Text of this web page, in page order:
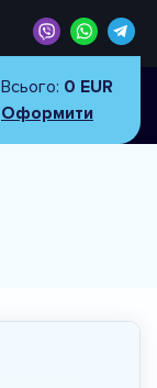
Всього: 0 EUR
Оформити